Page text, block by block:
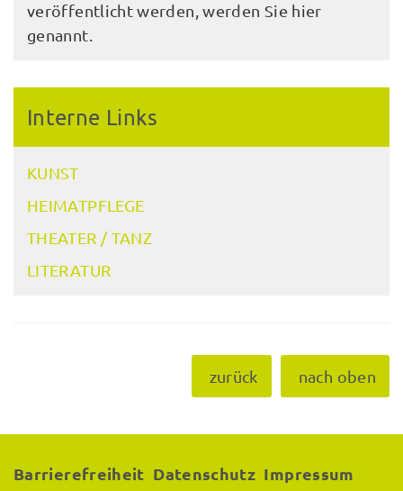
veröffentlicht werden, werden Sie hier
genannt.
Interne Links
KUNST
HEIMATPFLEGE
THEATER / TANZ
LITERATUR
zurück nach oben
Barrierefreiheit Datenschutz Impressum